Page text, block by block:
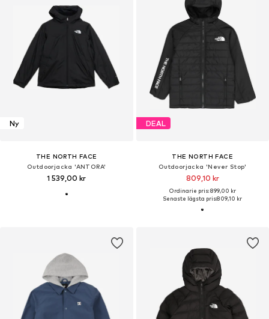
Ny
THE NORTH FACE
Outdoorjacka 'ANTORA'
1 539,00 kr
DEAL
THE NORTH FACE
Outdoorjacka 'Never Stop'
809,10 kr
Ordinarie pris: 899,00 kr
Senaste lägsta pris:809,10 kr